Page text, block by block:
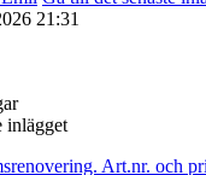
21:31
inlägget
Art.nr. och